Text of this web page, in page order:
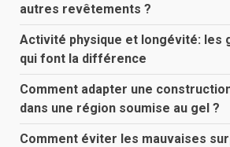
autres revêtements ?
Activité physique et longévité: les
qui font la différence
Comment adapter une
dans une région soumise au gel ?
Comment éviter les mauvaises